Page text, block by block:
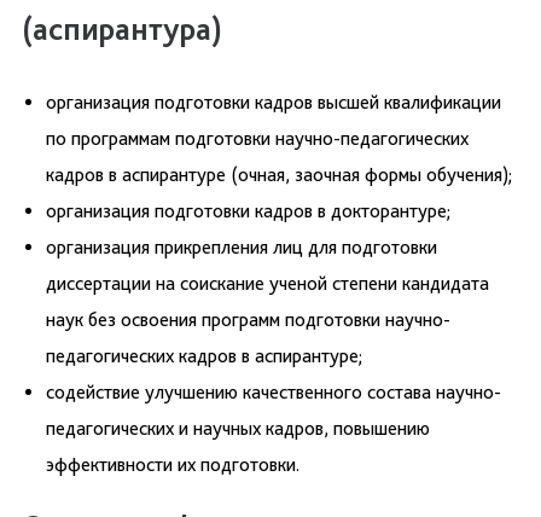
(аспирантура)
организация подготовки кадров высшей квалификации
по программам подготовки научно-педагогических
кадров в аспирантуре (очная, заочная формы обучения);
организация подготовки кадров в докторантуре;
организация прикрепления лиц для подготовки
диссертации на соискание ученой степени кандидата
наук без освоения программ подготовки научно-
педагогических кадров в аспирантуре;
содействие улучшению качественного состава научно-
педагогических и научных кадров, повышению
эффективности их подготовки.